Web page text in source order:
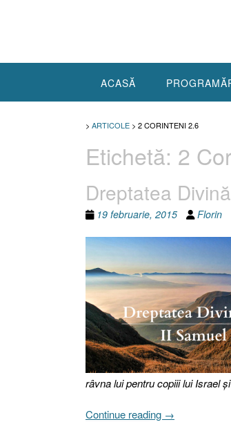
ACASĂ
> ARTICOLE > 2 CORINTENI 2.6
Etichetă: 2
Dreptatea
19 februarie, 2015 Florin
râvna lui pentru copiii lui Israel
Continue reading „Dreptatea
→